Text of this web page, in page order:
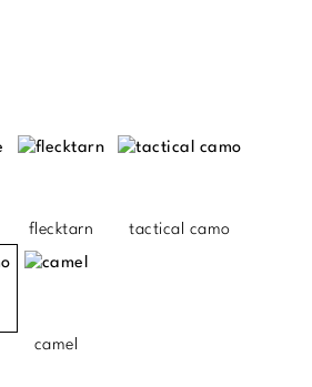
flecktarn tactical camo
camel